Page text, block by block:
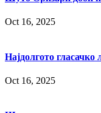
Oct 16, 2025
Најдолгото
Oct 16, 2025